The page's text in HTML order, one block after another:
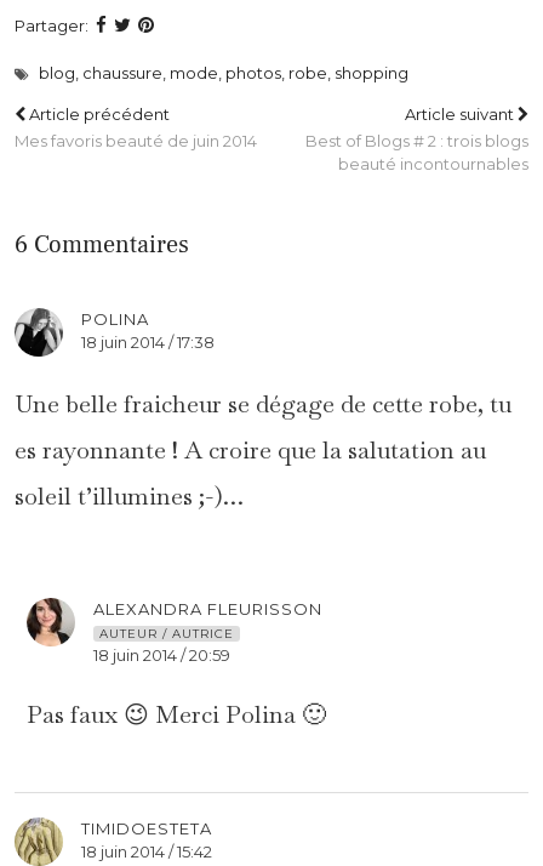
Partager:
blog chaussure mode photos robe shopping
Article précédent
Mes favoris beauté de juin 2014
Article suivant
Best of Blogs # 2 : trois blogs
beauté incontournables
6 Commentaires
POLINA
18 juin 2014 / 17:38
Une belle fraicheur se dégage de cette robe, tu
es rayonnante ! A croire que la salutation au
soleil t’illumines ;-)…
ALEXANDRA FLEURISSON
AUTEUR / AUTRICE
18 juin 2014 / 20:59
Pas faux 😉 Merci Polina 🙂
TIMIDOESTETA
18 juin 2014 / 15:42